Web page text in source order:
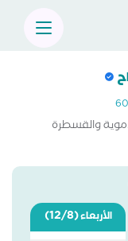
والقسطرة
الأربعاء(12/8)